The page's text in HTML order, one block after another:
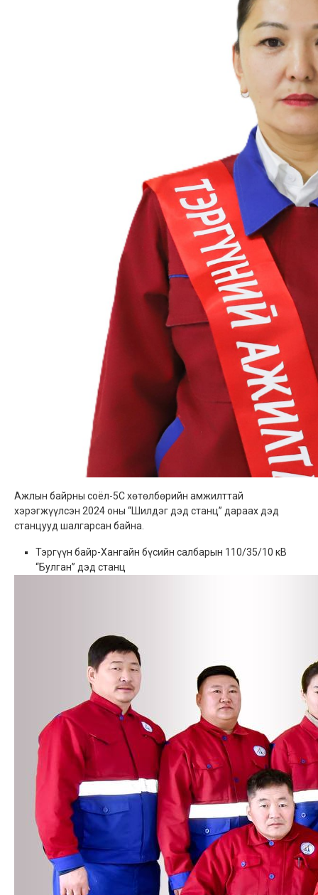
Ажлын байрны соёл-5С хөтөлбөрийн амжилттай
хэрэгжүүлсэн 2024 оны “Шилдэг дэд станц” дараах дэд
станцууд шалгарсан байна.
Тэргүүн байр-Хангайн бүсийн салбарын 110/35/10 кВ
“Булган” дэд станц